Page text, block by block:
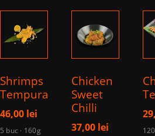
Shrimps
Tempura
46,00 lei
5 buc · 160g
Chicken
Sweet
Chilli
37,00 lei